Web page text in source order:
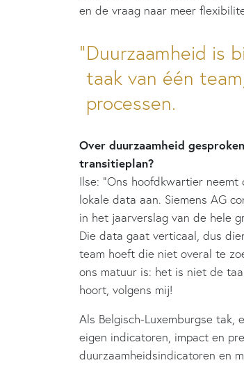
en de vraag naar meer
Duurzaamheid is
taak van één
processen.
Over duurzaamheid
transitieplan?
Ilse: “Ons hoofdkwartier
lokale data aan. Siemens AG
in het jaarverslag van de hele
Die data gaat verticaal, dus
team hoeft die niet overal te
ons matuur is: het is niet de
hoort, volgens mij!
Als Belgisch-Luxemburgse tak,
eigen indicatoren, impact en
duurzaamheidsindicatoren en